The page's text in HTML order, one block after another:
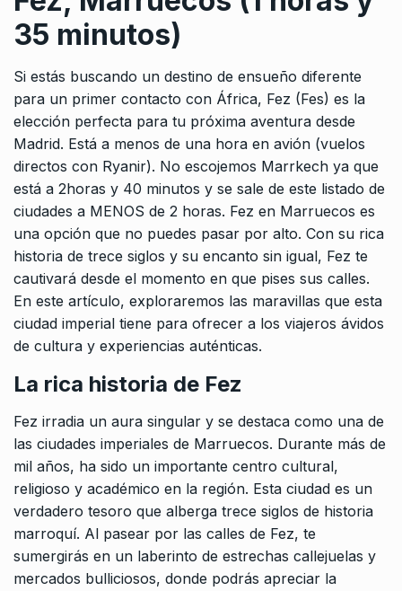
35 minutos)
Si estás buscando un destino de ensueño diferente
para un primer contacto con África, Fez (Fes) es la
elección perfecta para tu próxima aventura desde
Madrid. Está a menos de una hora en avión (vuelos
directos con Ryanir). No escojemos Marrkech ya que
está a 2horas y 40 minutos y se sale de este listado de
ciudades a MENOS de 2 horas. Fez en Marruecos es
una opción que no puedes pasar por alto. Con su rica
historia de trece siglos y su encanto sin igual, Fez te
cautivará desde el momento en que pises sus calles.
En este artículo, exploraremos las maravillas que esta
ciudad imperial tiene para ofrecer a los viajeros ávidos
de cultura y experiencias auténticas.
La rica historia de Fez
Fez irradia un aura singular y se destaca como una de
las ciudades imperiales de Marruecos. Durante más de
mil años, ha sido un importante centro cultural,
religioso y académico en la región. Esta ciudad es un
verdadero tesoro que alberga trece siglos de historia
marroquí. Al pasear por las calles de Fez, te
sumergirás en un laberinto de estrechas callejuelas y
mercados bulliciosos, donde podrás apreciar la